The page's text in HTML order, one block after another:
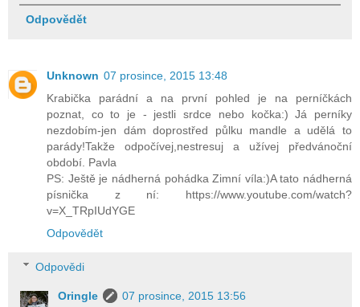
Odpovědět
Unknown 07 prosince, 2015 13:48
Krabička parádní a na první pohled je na perníčkách
poznat, co to je - jestli srdce nebo kočka:) Já perníky
nezdobím-jen dám doprostřed půlku mandle a udělá to
parády!Takže odpočívej,nestresuj a užívej předvánoční
období. Pavla
PS: Ještě je nádherná pohádka Zimní víla:)A tato nádherná
písnička z ní: https://www.youtube.com/watch?
v=X_TRpIUdYGE
Odpovědět
Odpovědi
Oringle
07 prosince, 2015 13:56